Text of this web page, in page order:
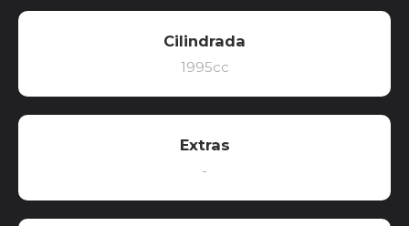
Cilindrada
1995cc
Extras
-